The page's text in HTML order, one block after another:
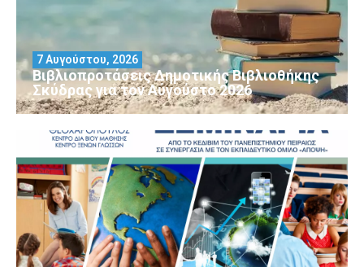
Βιβλιοπροτάσεις Δημοτικής Βιβλιοθήκης
Σκύδρας για τον Αύγούστο 2026
7 Αυγούστου, 2026